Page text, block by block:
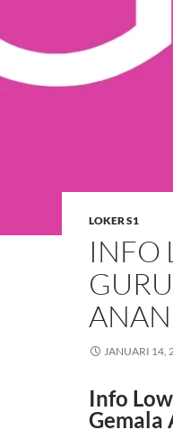
LOKER S1
INFO
JANUARI 14,
Info
Gemala